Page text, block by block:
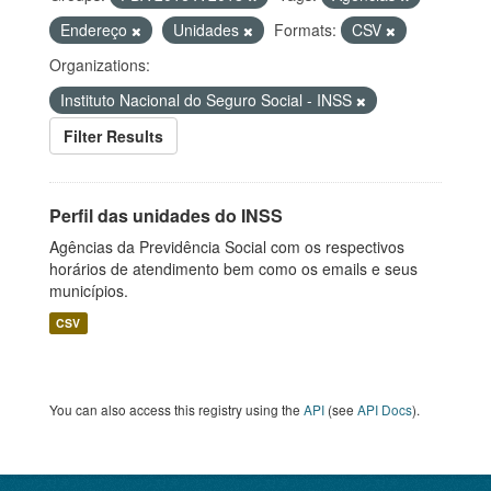
Endereço
Unidades Formats:
CSV
Organizations:
Instituto Nacional do Seguro Social - INSS
Filter Results
Perfil das unidades do INSS
Agências da Previdência Social com os respectivos
horários de atendimento bem como os emails e seus
municípios.
CSV
You can also access this registry using the API (see API Docs).